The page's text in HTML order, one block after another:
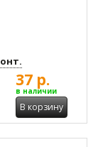
37 р.
в наличии
В корзину